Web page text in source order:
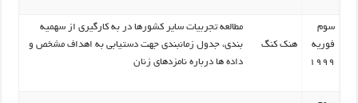
سوم
فوریه
1999
هنک کنگ
مطالعه تجربیات سایر کشورها در به کارگیری از سهمیه
بندی، جدول زمانبندی جهت دستیابی به اهداف مشخص و
داده ها درباره نامزدهای زنان